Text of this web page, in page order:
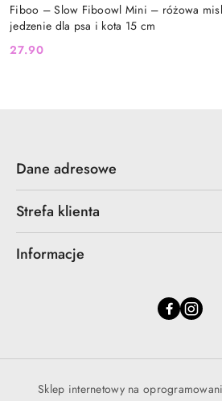
Fiboo – Slow Fiboowl Mini – różowa
jedzenie dla psa i kota 15 cm
Cena:
27.90
Dane adresowe
Strefa klienta
Informacje
Sklep internetowy na